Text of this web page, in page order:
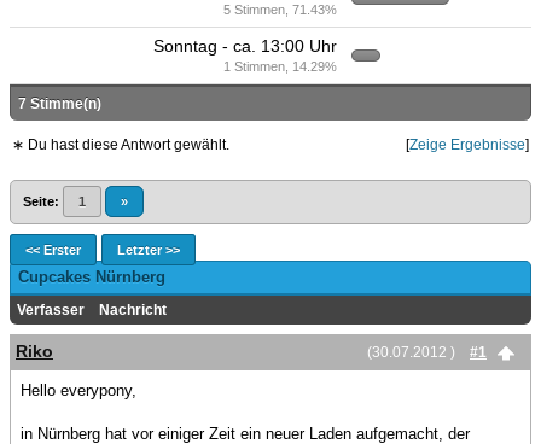
5 Stimmen, 71.43%
Sonntag - ca. 13:00 Uhr
1 Stimmen, 14.29%
7 Stimme(n)
∗ Du hast diese Antwort gewählt. [Zeige Ergebnisse]
Seite: 1 »
<< Erster Letzter >>
Cupcakes Nürnberg
Verfasser Nachricht
(30.07.2012 ) #1
Riko
Hello everypony,
in Nürnberg hat vor einiger Zeit ein neuer Laden aufgemacht, der